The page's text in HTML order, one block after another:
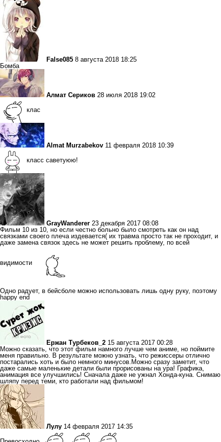
False085 8 августа 2018 18:25
Бомба
Алмат Сериков 28 июля 2018 19:02
клас
Almat Murzabekov 11 февраля 2018 10:39
класс саветуюю!
GrayWanderer 23 декабря 2017 08:08
Фильм 10 из 10, но если честно больно было смотреть как он над
связками своего плеча издевается( их травма просто так не проходит, и
даже замена связок здесь не может решить проблему, по всей
видимости
Одно радует, в бейсболе можно использовать лишь одну руку, поэтому
happy end
Ержан Турбеков_2 15 августа 2017 00:28
Можно сказать, что этот фильм намного лучше чем аниме, но поймите
меня правильно. В результате можно узнать, что режиссеры отлично
постарались хоть и было немного минусов.Можно сразу заметит, что
даже самые маленькие детали были прорисованы на ура! Графика,
анимация все улучшились! Сначала даже не ужнал Хонда-куна. Снимаю
шляпу перед теми, кто работали над фильмом!
Лулу 14 февраля 2017 14:35